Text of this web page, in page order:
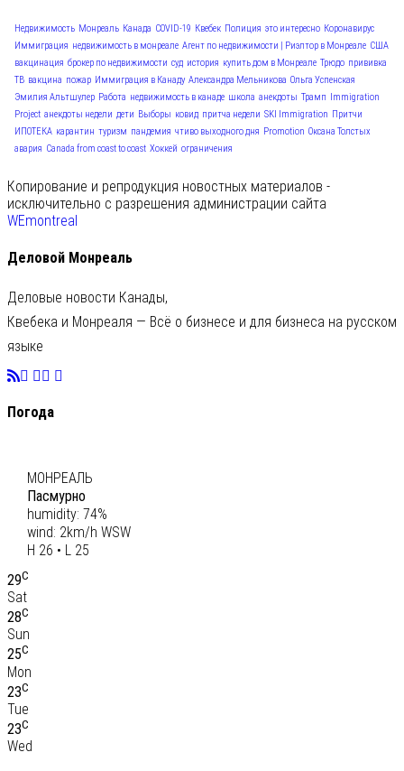
Недвижимость Монреаль Канада COVID-19 Квебек Полиция это интересно Коронавирус
Иммиграция недвижимость в монреале Агент по недвижимости | Риэлтор в Монреале США
вакцинация брокер по недвижимости суд история купить дом в Монреале Трюдо прививка
ТВ вакцина пожар Иммиграция в Канаду Александра Мельникова Ольга Успенская
Эмилия Альтшулер Работа недвижимость в канаде школа анекдоты Трамп
Immigration
Project анекдоты недели дети Выборы ковид притча недели SKI Immigration Притчи
ИПОТЕКА карантин туризм пандемия чтиво выходного дня Promotion Оксана Толстых
авария Canada from coast to coast Хоккей ограничения
Копирование и репродукция новостных материалов -
исключительно с разрешения администрации сайта
WEmontreal
Деловой Монреаль
Деловые новости Канады,
Квебека и Монреаля — Всё о бизнесе и для бизнеса на русском
языке
Погода
МОНРЕАЛЬ
Пасмурно
humidity: 74%
wind: 2km/h WSW
H 26 • L 25
29C
Sat
28C
Sun
25C
Mon
23C
Tue
23C
Wed